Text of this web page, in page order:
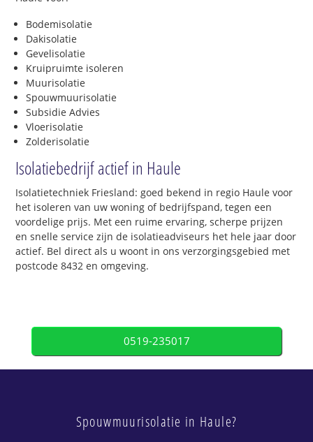
Bodemisolatie
Dakisolatie
Gevelisolatie
Kruipruimte isoleren
Muurisolatie
Spouwmuurisolatie
Subsidie Advies
Vloerisolatie
Zolderisolatie
Isolatiebedrijf actief in Haule
Isolatietechniek Friesland: goed bekend in regio Haule voor
het isoleren van uw woning of bedrijfspand, tegen een
voordelige prijs. Met een ruime ervaring, scherpe prijzen
en snelle service zijn de isolatieadviseurs het hele jaar door
actief. Bel direct als u woont in ons verzorgingsgebied met
postcode 8432 en omgeving.
0519-235017
Spouwmuurisolatie in Haule?